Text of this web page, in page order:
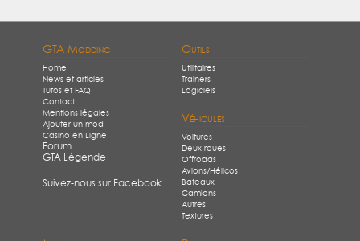
GTA Modding
Home
News et articles
Tutos et FAQ
Contact
Mentions légales
Ajouter un mod
Casino en Ligne
Forum
GTA Légende
Suivez-nous sur Facebook
Outils
Utilitaires
Trainers
Logiciels
Véhicules
Voitures
Deux roues
Offroads
Avions/Hélicos
Bateaux
Camions
Autres
Textures